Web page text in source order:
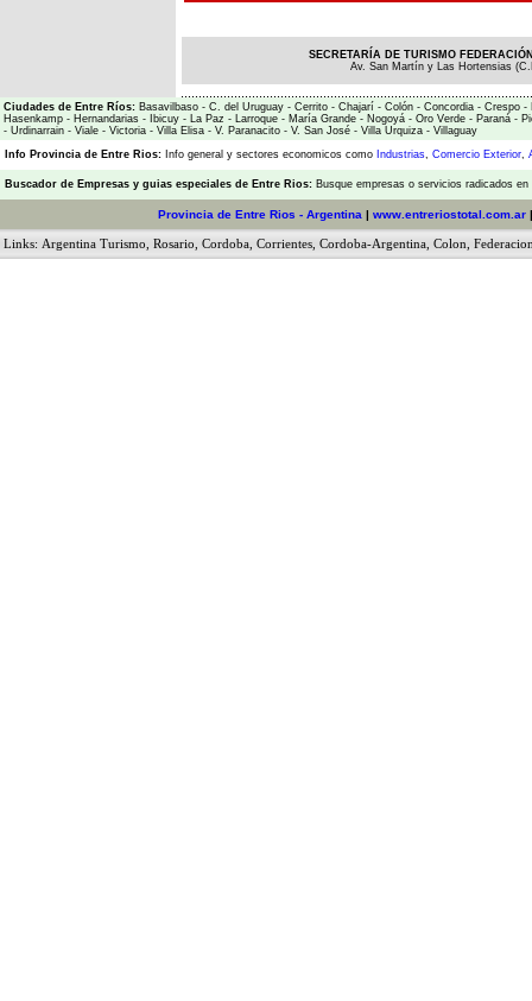
SECRETARÍA DE TURISMO
Av. San Martín y Las Hortensias
Ciudades de Entre Ríos: Basavilbaso - C. del Uruguay - Cerrito - Chajarí - Colón - Concordia - Crespo -
Hasenkamp - Hernandarias - Ibicuy - La Paz - Larroque - María Grande - Nogoyá - Oro Verde - Paraná -
- Urdinarrain - Viale - Victoria - Villa Elisa - V. Paranacito - V. San José - Villa Urquiza - Villaguay
Info Provincia de Entre Rios: Info general y sectores economicos como Industrias, Comercio Exterior,
Buscador de Empresas y guias especiales de Entre Rios: Busque empresas o servicios radicados
Provincia de Entre Rios - Argentina | www.entreriostotal.com.ar
Links: Argentina Turismo Rosario Cordoba Corrientes Cordoba-Argentina Colon